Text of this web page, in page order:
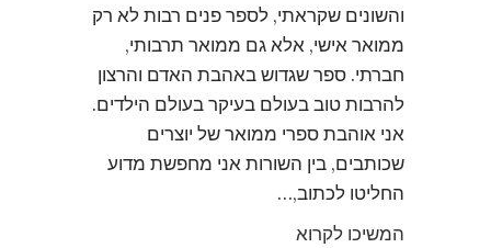
והשונים שקראתי, לספר פנים רבות לא רק
ממואר אישי, אלא גם ממואר תרבותי,
חברתי. ספר שגדוש באהבת האדם והרצון
להרבות טוב בעולם בעיקר בעולם הילדים.
אני אוהבת ספרי ממואר של יוצרים
שכותבים, בין השורות אני מחפשת מדוע
החליטו לכתוב,…
המשיכו לקרוא